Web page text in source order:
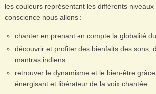
les couleurs représentant les différents niveaux
conscience nous allons :
chanter en prenant en compte la globalité
découvrir et profiter des bienfaits des sons,
mantras indiens
retrouver le dynamisme et le bien-être
énergisant et libérateur de la voix chantée.